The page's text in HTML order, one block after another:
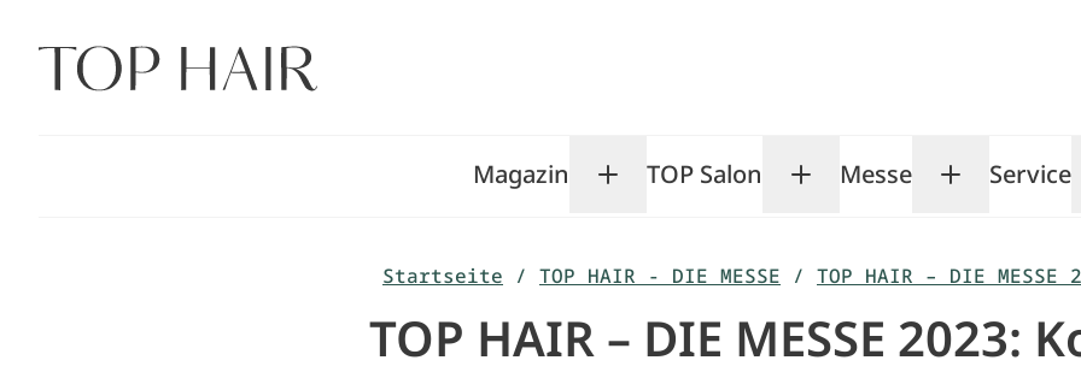
Inhalt
springen
Magazin Toggle Magazin submenu
TOP Salon Toggle TOP Salon
Messe ToggleService
Startseite / TOP HAIR - DIE MESSE / TOP HAIR – DIE MESSE
TOP HAIR – DIE MESSE 2023: